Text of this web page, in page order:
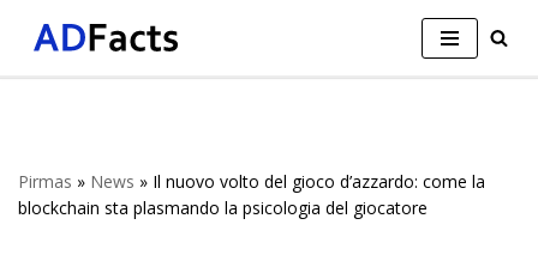
Pirmas » News » Il nuovo volto del gioco d’azzardo: come la
blockchain sta plasmando la psicologia del giocatore